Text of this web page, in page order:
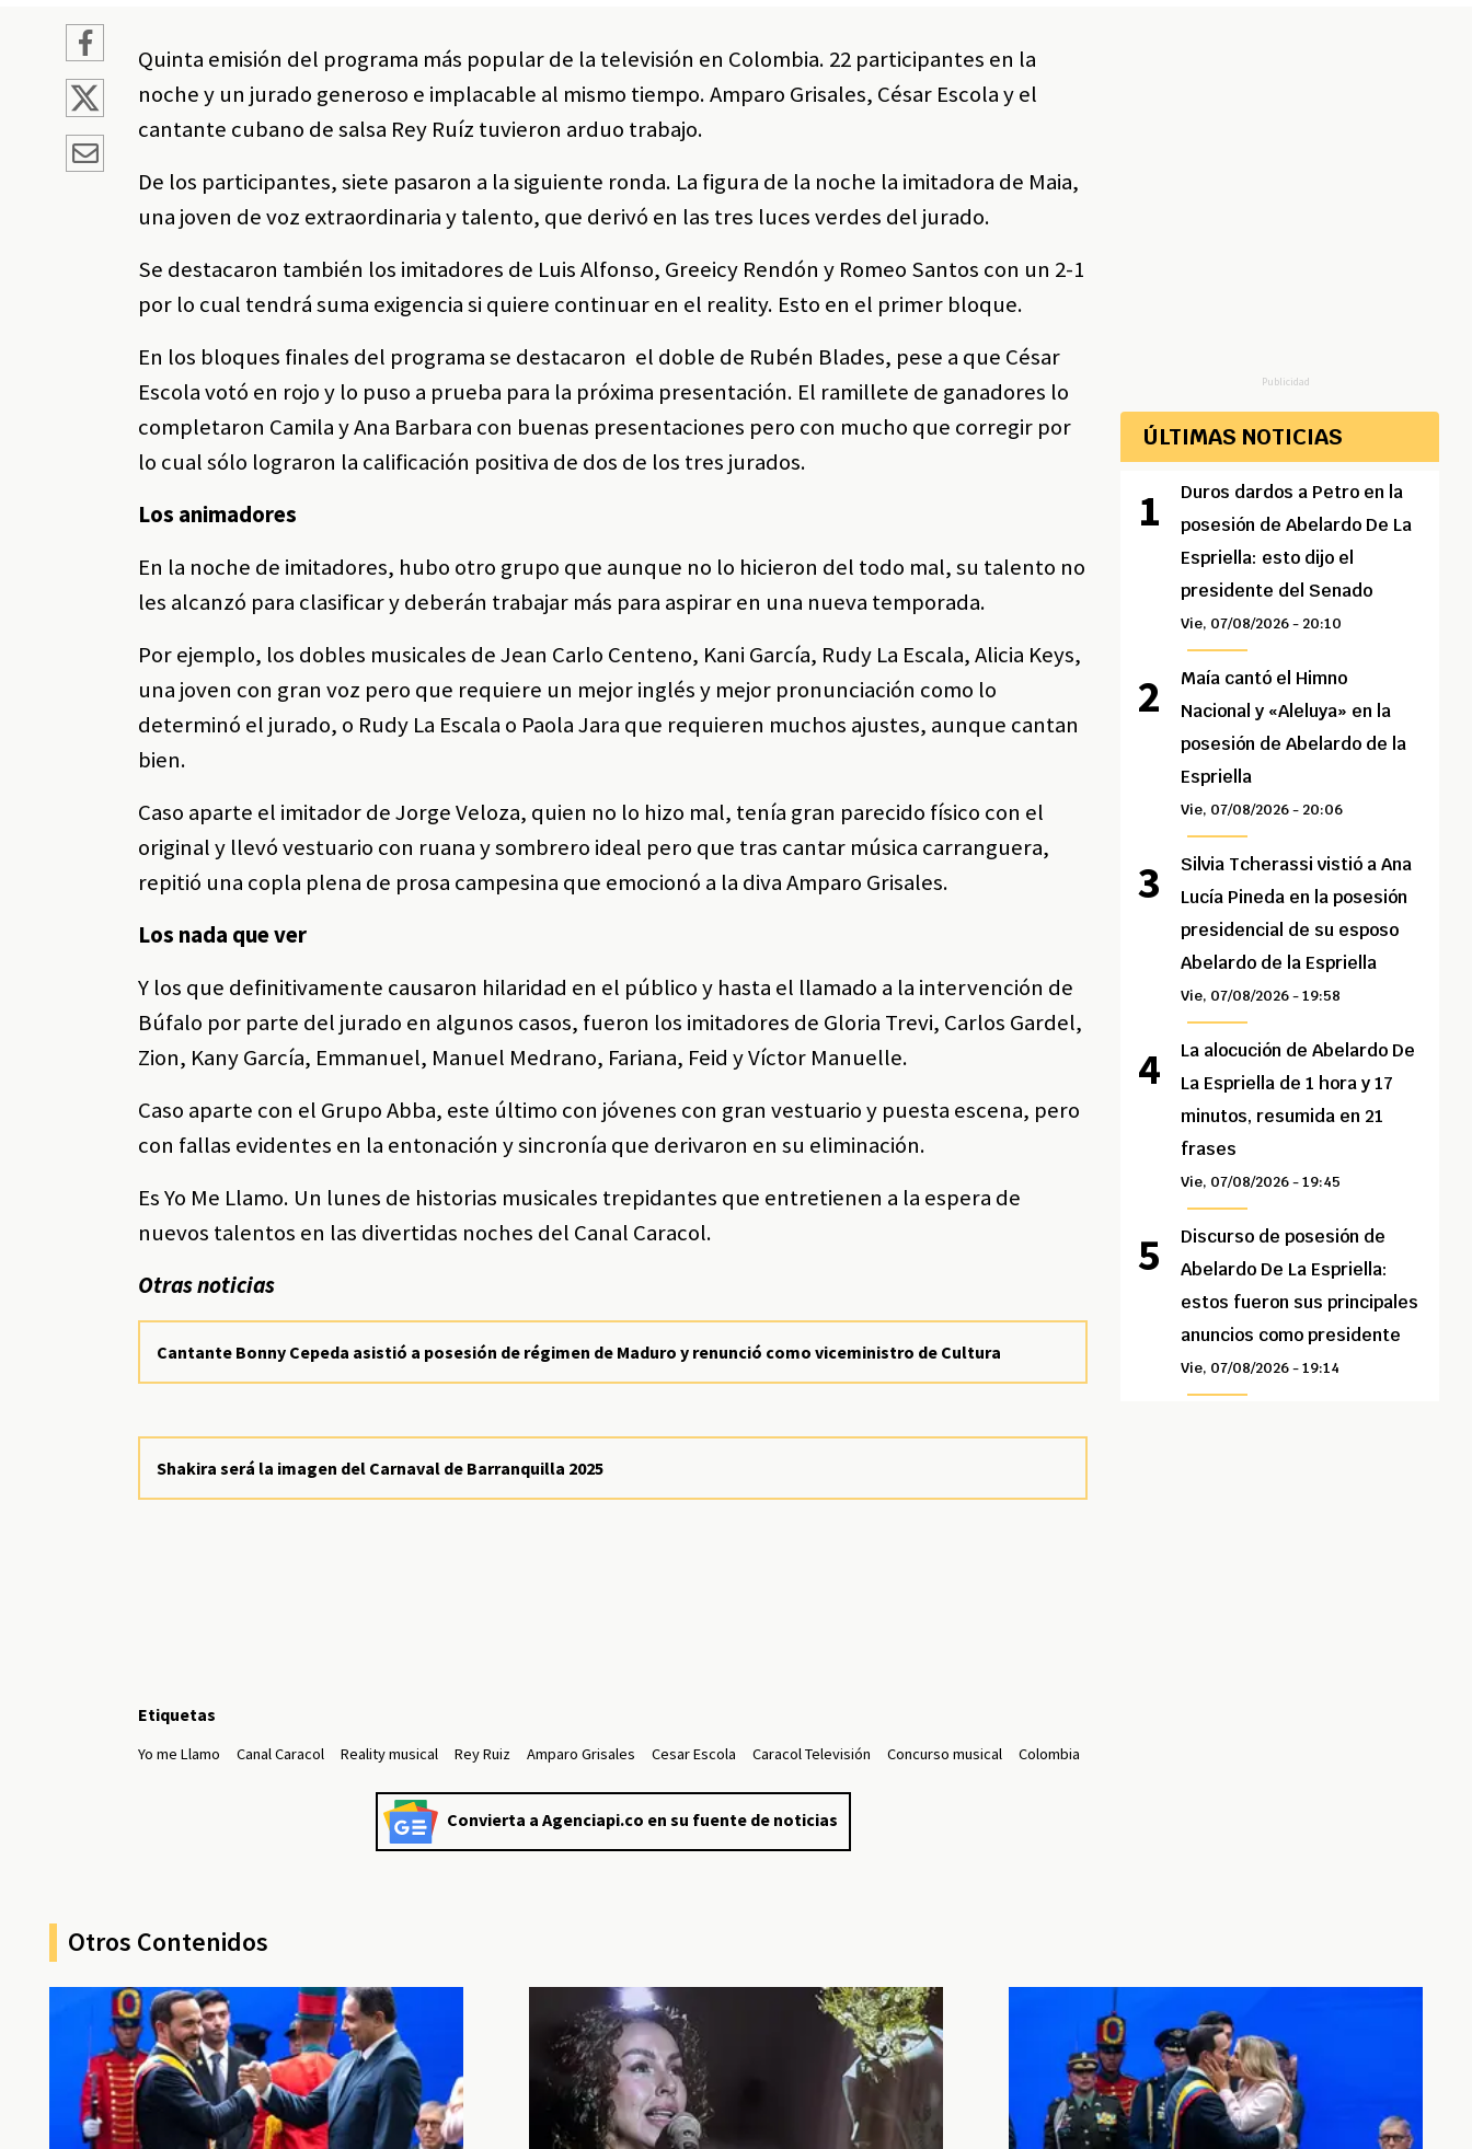
Quinta emisión del programa más popular de la televisión en Colombia. 22 participantes en la
noche y un jurado generoso e implacable al mismo tiempo. Amparo Grisales, César Escola y el
cantante cubano de salsa Rey Ruíz tuvieron arduo trabajo.
De los participantes, siete pasaron a la siguiente ronda. La figura de la noche la imitadora de Maia,
una joven de voz extraordinaria y talento, que derivó en las tres luces verdes del jurado.
Se destacaron también los imitadores de Luis Alfonso, Greeicy Rendón y Romeo Santos con un 2-1
por lo cual tendrá suma exigencia si quiere continuar en el reality. Esto en el primer bloque.
En los bloques finales del programa se destacaron el doble de Rubén Blades, pese a que César
Escola votó en rojo y lo puso a prueba para la próxima presentación. El ramillete de ganadores lo
completaron Camila y Ana Barbara con buenas presentaciones pero con mucho que corregir por
lo cual sólo lograron la calificación positiva de dos de los tres jurados.
Los animadores
En la noche de imitadores, hubo otro grupo que aunque no lo hicieron del todo mal, su talento no
les alcanzó para clasificar y deberán trabajar más para aspirar en una nueva temporada.
Por ejemplo, los dobles musicales de Jean Carlo Centeno, Kani García, Rudy La Escala, Alicia Keys,
una joven con gran voz pero que requiere un mejor inglés y mejor pronunciación como lo
determinó el jurado, o Rudy La Escala o Paola Jara que requieren muchos ajustes, aunque cantan
bien.
Caso aparte el imitador de Jorge Veloza, quien no lo hizo mal, tenía gran parecido físico con el
original y llevó vestuario con ruana y sombrero ideal pero que tras cantar música carranguera,
repitió una copla plena de prosa campesina que emocionó a la diva Amparo Grisales.
Los nada que ver
Y los que definitivamente causaron hilaridad en el público y hasta el llamado a la intervención de
Búfalo por parte del jurado en algunos casos, fueron los imitadores de Gloria Trevi, Carlos Gardel,
Zion, Kany García, Emmanuel, Manuel Medrano, Fariana, Feid y Víctor Manuelle.
Caso aparte con el Grupo Abba, este último con jóvenes con gran vestuario y puesta escena, pero
con fallas evidentes en la entonación y sincronía que derivaron en su eliminación.
Es Yo Me Llamo. Un lunes de historias musicales trepidantes que entretienen a la espera de
nuevos talentos en las divertidas noches del Canal Caracol.
Otras noticias
Cantante Bonny Cepeda asistió a posesión de régimen de Maduro y renunció como viceministro de Cultura
Shakira será la imagen del Carnaval de Barranquilla 2025
Etiquetas
Yo me Llamo Canal Caracol Reality musical Rey Ruiz Amparo Grisales Cesar Escola Caracol Televisión Concurso musical Colombia
Convierta a Agenciapi.co en su fuente de noticias
Publicidad
ÚLTIMAS NOTICIAS
Duros dardos a Petro en la
posesión de Abelardo De La
Espriella: esto dijo el
presidente del Senado
Vie, 07/08/2026 - 20:10
Maía cantó el Himno
Nacional y «Aleluya» en la
posesión de Abelardo de la
Espriella
Vie, 07/08/2026 - 20:06
Silvia Tcherassi vistió a Ana
Lucía Pineda en la posesión
presidencial de su esposo
Abelardo de la Espriella
Vie, 07/08/2026 - 19:58
La alocución de Abelardo De
La Espriella de 1 hora y 17
minutos, resumida en 21
frases
Vie, 07/08/2026 - 19:45
Discurso de posesión de
Abelardo De La Espriella:
estos fueron sus principales
anuncios como presidente
Vie, 07/08/2026 - 19:14
Otros Contenidos